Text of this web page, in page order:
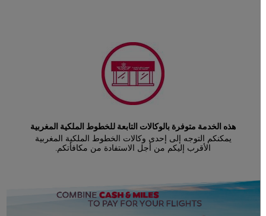
هذه الخدمة متوفرة بالوكالات التابعة للخطوط الملكية المغربية
يمكنكم التوجه إلى إحدى وكالات الخطوط الملكية المغربية
الأقرب إليكم من أجل الاستفادة من مكافأتكم.